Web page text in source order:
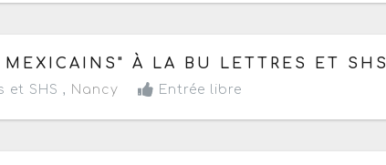
2024 - Terminé À LA BU LETTRES ET SHS
et SHS , Nancy Entrée libre